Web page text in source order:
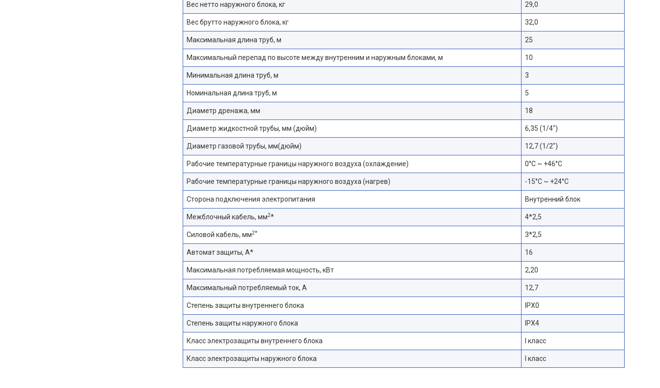
Вес нетто наружного блока, кг 29,0
Вес брутто наружного блока, кг 32,0
Максимальная длина труб, м 25
Максимальный перепад по высоте между внутренним и наружным блоками, м 10
Минимальная длина труб, м 3
Номинальная длина труб, м 5
Диаметр дренажа, мм 18
Диаметр жидкостной трубы, мм (дюйм) 6,35 (1/4″)
Диаметр газовой трубы, мм(дюйм) 12,7 (1/2″)
Рабочие температурные границы наружного воздуха (охлаждение) 0°С ~ +46°С
Рабочие температурные границы наружного воздуха (нагрев) -15°С ~ +24°С
Сторона подключения электропитания Внутренний блок
Межблочный кабель, мм2* 4*2,5
Силовой кабель, мм2* 3*2,5
Автомат защиты, А* 16
Максимальная потребляемая мощность, кВт 2,20
Максимальный потребляемый ток, А 12,7
Степень защиты внутреннего блока IPX0
Степень защиты наружного блока IPX4
Класс электрозащиты внутреннего блока I класс
Класс электрозащиты наружного блока I класс